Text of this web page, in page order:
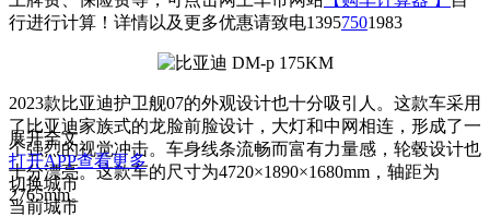
行进行计算！详情以及更多优惠请致电13957501983
2023款比亚迪护卫舰07的外观设计也十分吸引人。这款车采用
了比亚迪家族式的龙脸前脸设计，大灯和中网相连，形成了一
个强烈的视觉冲击。车身线条流畅而富有力量感，轮毂设计也
十分漂亮。这款车的尺寸为4720×1890×1680mm，轴距为
2765mm。
展开全文
打开APP查看更多
切换城市
当前城市